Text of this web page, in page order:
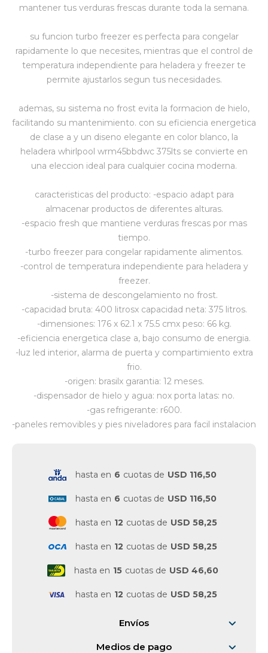
mantener tus verduras frescas durante toda la semana.
su funcion turbo freezer es perfecta para congelar
rapidamente lo que necesites, mientras que el control de
temperatura independiente para heladera y freezer te
permite ajustarlos segun tus necesidades.
ademas, su sistema no frost evita la formacion de hielo,
facilitando su mantenimiento. con su eficiencia energetica
de clase a y un diseno elegante en color blanco, la
heladera whirlpool wrm45bbdwc 375lts se convierte en
una eleccion ideal para cualquier cocina moderna.
caracteristicas del producto: -espacio adapt para
almacenar productos de diferentes alturas.
-espacio fresh que mantiene verduras frescas por mas
tiempo.
-turbo freezer para congelar rapidamente alimentos.
-control de temperatura independiente para heladera y
freezer.
-sistema de descongelamiento no frost.
-capacidad bruta: 400 litrosx capacidad neta: 375 litros.
-dimensiones: 176 x 62.1 x 75.5 cmx peso: 66 kg.
-eficiencia energetica clase a, bajo consumo de energia.
-luz led interior, alarma de puerta y compartimiento extra
frio.
-origen: brasilx garantia: 12 meses.
-dispensador de hielo y agua: nox porta latas: no.
-gas refrigerante: r600.
-paneles removibles y pies niveladores para facil instalacion
hasta en 6 cuotas de USD 116,50
hasta en 6 cuotas de USD 116,50
hasta en 12 cuotas de USD 58,25
hasta en 12 cuotas de USD 58,25
hasta en 15 cuotas de USD 46,60
hasta en 12 cuotas de USD 58,25
Envíos
Medios de pago